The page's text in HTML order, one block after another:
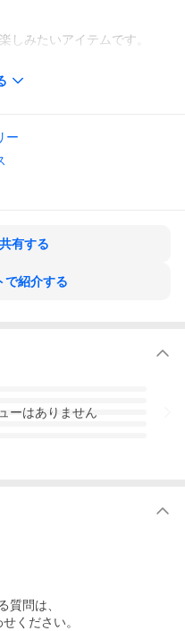
しみたいアイテムです。
で、ご了承ください。
ー
有する
で紹介する
ーはありません
質問は、
ください。